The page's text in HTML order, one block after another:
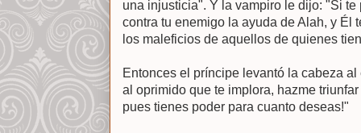
una injusticia". Y la vampiro le dijo: "Si
contra tu enemigo la ayuda de Alah, y Él
los maleficios de aquellos de quienes
Entonces el príncipe levantó la cabeza
al oprimido que te implora, hazme
pues tienes poder para cuanto deseas!"